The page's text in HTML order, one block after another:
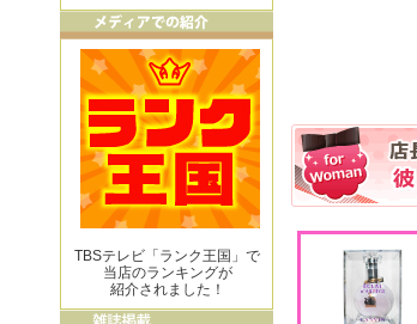
TBSテレビ「ランク王国」で
当店のランキングが
紹介されました！